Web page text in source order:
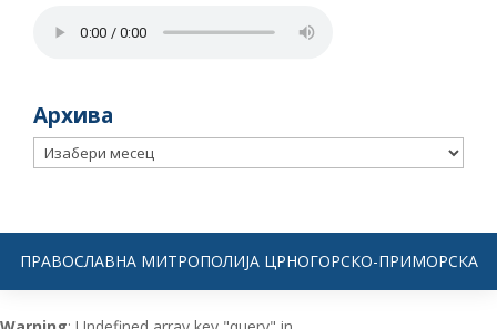
Архива
Архива
ПРАВОСЛАВНА МИТРОПОЛИЈА ЦРНОГОРСКО-ПРИМОРСКА